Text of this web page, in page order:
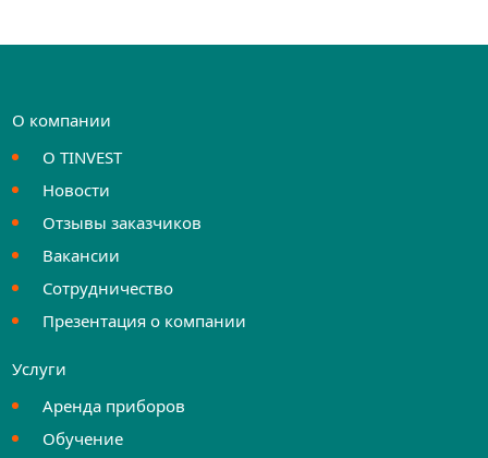
О компании
О TINVEST
Новости
Отзывы заказчиков
Вакансии
Сотрудничество
Презентация о компании
Услуги
Аренда приборов
Обучение